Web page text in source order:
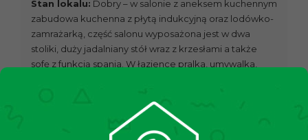
Stan lokalu: Dobry – w salonie z aneksem kuchennym
zabudowa kuchenna z płytą indukcyjną oraz lodówko-
zamrażarką, część salonu wyposażona jest w dwa
stoliki, duży jadalniany stół wraz z krzesłami a także
sofę z funkcją spania. W łazience pralka, umywalka,
Okolica bardzo zielona i spokojna,
pobliski Park Rzeczny Ogród Płaszów z pewnością
dostarczy terenu do relaksu. Miejsce jest dobrze